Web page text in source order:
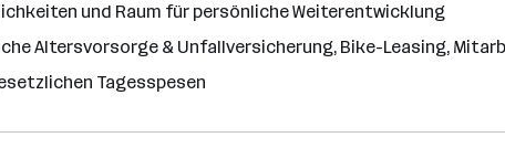
und Raum für persönliche Weiterentwicklung
Altersvorsorge & Unfallversicherung, Bike-Leasing,
Tagesspesen